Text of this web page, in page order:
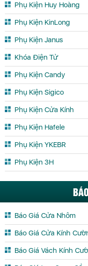
Phụ Kiện Huy Hoàng
Phụ Kiện KinLong
Phụ Kiện Janus
Khóa Điện Tử
Phụ Kiện Candy
Phụ Kiện Sigico
Phụ Kiện Cửa Kính
Phụ Kiện Hafele
Phụ Kiện YKEBR
Phụ Kiện 3H
Báo Giá Cửa Nhôm
Báo Giá Cửa Kính
Báo Giá Vách Kính